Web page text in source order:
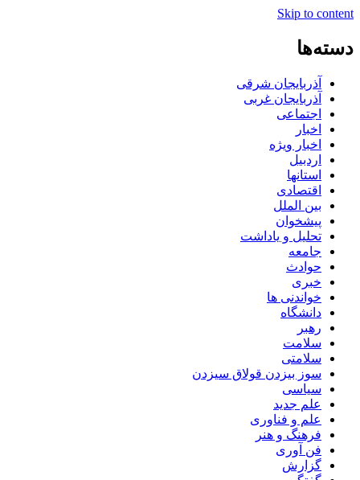
Skip to content
دسته‌ها
آذربایجان شرقی
آذربایجان غربی
اجتماعی
اخبار
اخبار ویژه
اردبیل
استانها
اقتصادی
بین الملل
پیشخوان
تحلیل و یاداشت
جامعه
حوادث
خبری
خواندنی ها
دانشگاه
رهبر
سلامت
سلامتی
سوز بیزدن قولاق سیزدن
سیاسی
علم جدید
علم و فناوری
فرهنگ و هنر
فن آوری
گزارش